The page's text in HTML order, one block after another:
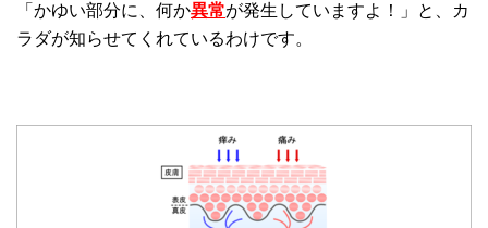
「かゆい部分に、何か異常が発生していますよ！」と、カ
ラダが知らせてくれているわけです。